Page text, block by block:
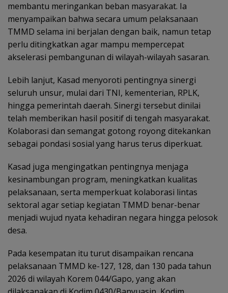
membantu meringankan beban masyarakat. Ia
menyampaikan bahwa secara umum pelaksanaan
TMMD selama ini berjalan dengan baik, namun tetap
perlu ditingkatkan agar mampu mempercepat
akselerasi pembangunan di wilayah-wilayah sasaran.
Lebih lanjut, Kasad menyoroti pentingnya sinergi
seluruh unsur, mulai dari TNI, kementerian, RPLK,
hingga pemerintah daerah. Sinergi tersebut dinilai
telah memberikan hasil positif di tengah masyarakat.
Kolaborasi dan semangat gotong royong ditekankan
sebagai pondasi sosial yang harus terus diperkuat.
Kasad juga mengingatkan pentingnya menjaga
kesinambungan program, meningkatkan kualitas
pelaksanaan, serta memperkuat kolaborasi lintas
sektoral agar setiap kegiatan TMMD benar-benar
menjadi wujud nyata kehadiran negara hingga pelosok
desa.
Pada kesempatan itu turut disampaikan rencana
pelaksanaan TMMD ke-127, 128, dan 130 pada tahun
2026 di wilayah Korem 044/Gapo, yang akan